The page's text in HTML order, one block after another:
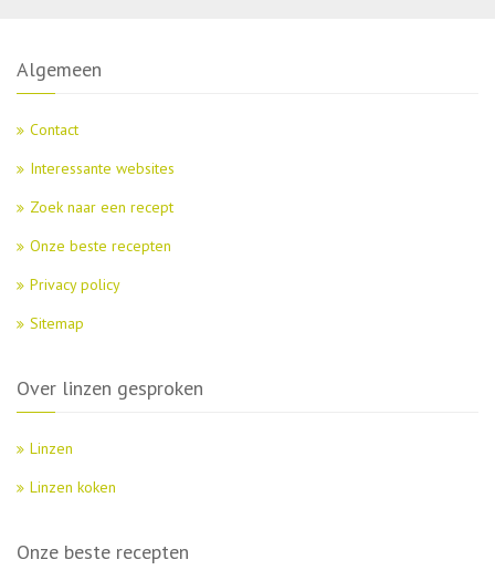
Algemeen
Contact
Interessante websites
Zoek naar een recept
Onze beste recepten
Privacy policy
Sitemap
Over linzen gesproken
Linzen
Linzen koken
Onze beste recepten